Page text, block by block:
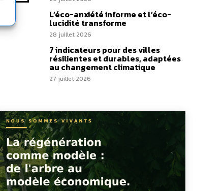
L’éco-anxiété informe et l’éco-
lucidité transforme
28 juillet 2026
7 indicateurs pour des villes
résilientes et durables, adaptées
au changement climatique
27 juillet 2026